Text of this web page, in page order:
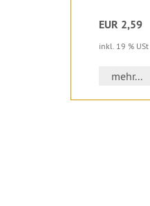
EUR 2,59
inkl. 19 % USt
mehr...